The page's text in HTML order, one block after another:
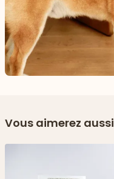
Vous aimerez aussi